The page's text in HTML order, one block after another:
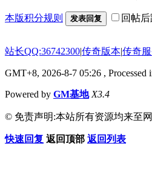
本版积分规则 发表回复 回帖
站长QQ:36742300|传奇版本|传奇
GMT+8, 2026-8-7 05:26 , Processed
Powered by GM基地 X3.4
© 免责声明:本站所有资源均来至
快速回复 返回顶部 返回列表